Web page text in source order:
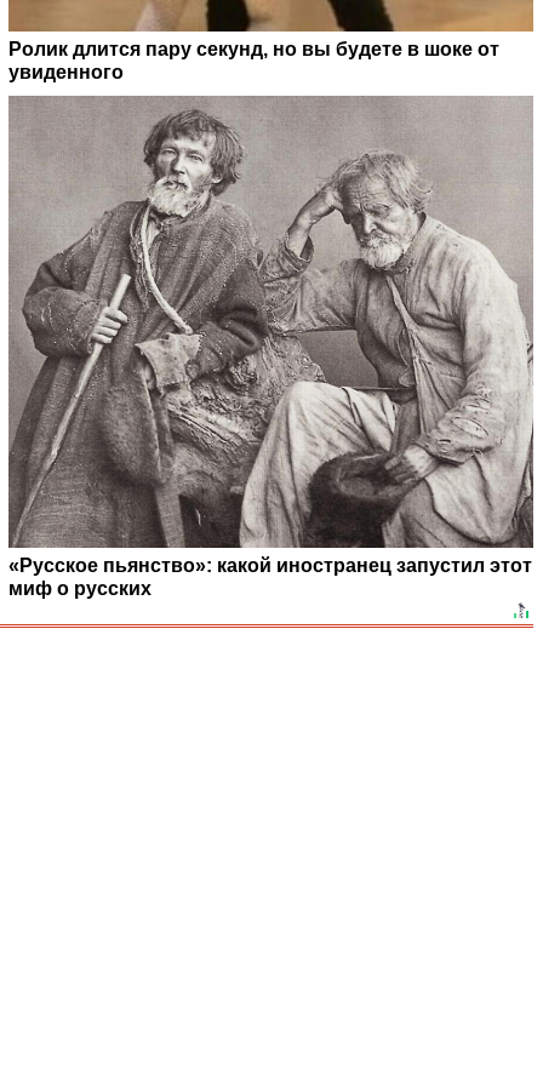
Ролик длится пару секунд, но вы будете в шоке от
увиденного
«Русское пьянство»: какой иностранец запустил этот
миф о русских